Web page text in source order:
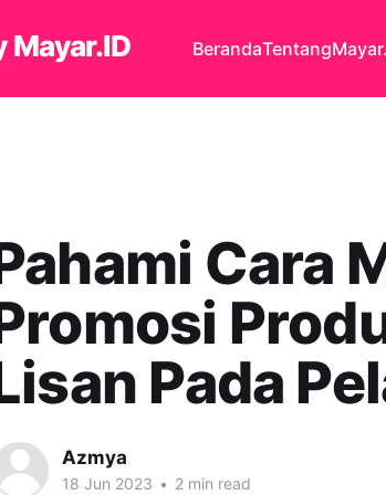
Mayar.ID BerandaTentang
Cara
Pada
Azmya
18 Jun 2023 • 2 min read